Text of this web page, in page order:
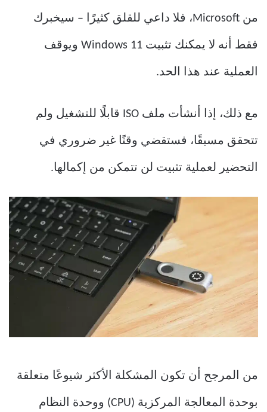
من Microsoft، فلا داعي للقلق كثيرًا – سيخبرك
فقط أنه لا يمكنك تثبيت Windows 11 ويوقف
العملية عند هذا الحد.
مع ذلك، إذا أنشأت ملف ISO قابلًا للتشغيل ولم
تتحقق مسبقًا، فستقضي وقتًا غير ضروري في
التحضير لعملية تثبيت لن تتمكن من إكمالها.
من المرجح أن تكون المشكلة الأكثر شيوعًا متعلقة
بوحدة المعالجة المركزية (CPU) ووحدة النظام